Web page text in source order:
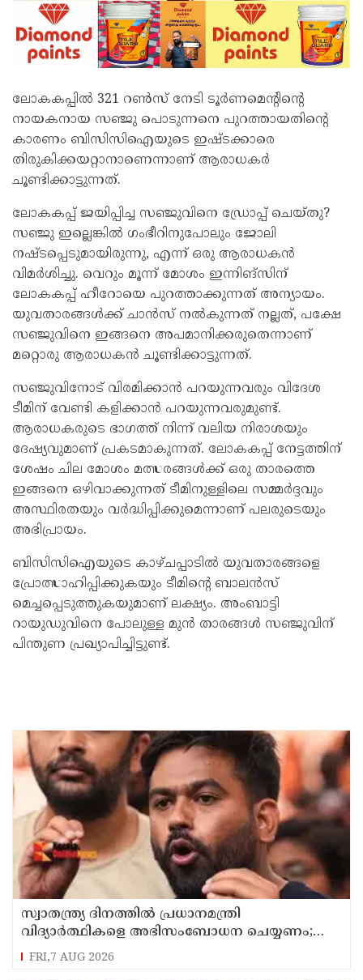
ലോകകപ്പില്‍ 321 റണ്‍സ് നേടി ടൂര്‍ണമെന്റിന്റെ
നായകനായ സഞ്ജു പൊടുന്നനെ പുറത്തായതിന്റെ
കാരണം ബിസിസിഐയുടെ ഇഷ്ടക്കാരെ
തിരുകിക്കയറ്റാനാണെന്നാണ് ആരാധകര്‍
ചൂണ്ടിക്കാട്ടുന്നത്.
ലോകകപ്പ് ജയിപ്പിച്ച സഞ്ജുവിനെ ഡ്രോപ്പ് ചെയ്തു?
സഞ്ജു ഇല്ലെങ്കില്‍ ഗംഭീറിനുപോലും ജോലി
നഷ്ടപ്പെടുമായിരുന്നു, എന്ന് ഒരു ആരാധകന്‍
വിമര്‍ശിച്ചു. വെറും മൂന്ന് മോശം ഇന്നിങ്‌സിന്
ലോകകപ്പ് ഹീറോയെ പുറത്താക്കുന്നത് അന്യായം.
യുവതാരങ്ങള്‍ക്ക് ചാന്‍സ് നല്‍കുന്നത് നല്ലത്, പക്ഷേ
സഞ്ജുവിനെ ഇങ്ങനെ അപമാനിക്കരുതെന്നാണ്
മറ്റൊരു ആരാധകന്‍ ചൂണ്ടിക്കാട്ടുന്നത്.
സഞ്ജുവിനോട് വിരമിക്കാന്‍ പറയുന്നവരും വിദേശ
ടീമിന് വേണ്ടി കളിക്കാന്‍ പറയുന്നവരുമുണ്ട്.
ആരാധകരുടെ ഭാഗത്ത് നിന്ന് വലിയ നിരാശയും
ദേഷ്യവുമാണ് പ്രകടമാകുന്നത്. ലോകകപ്പ് നേട്ടത്തിന്
ശേഷം ചില മോശം മത്സരങ്ങള്‍ക്ക് ഒരു താരത്തെ
ഇങ്ങനെ ഒഴിവാക്കുന്നത് ടീമിനുള്ളിലെ സമ്മര്‍ദ്ദവും
അസ്ഥിരതയും വര്‍ദ്ധിപ്പിക്കുമെന്നാണ് പലരുടെയും
അഭിപ്രായം.
ബിസിസിഐയുടെ കാഴ്ചപ്പാടില്‍ യുവതാരങ്ങളെ
പ്രോത്സാഹിപ്പിക്കുകയും ടീമിന്റെ ബാലന്‍സ്
മെച്ചപ്പെടുത്തുകയുമാണ് ലക്ഷ്യം. അംബാട്ടി
റായുഡുവിനെ പോലുള്ള മുന്‍ താരങ്ങള്‍ സഞ്ജുവിന്
പിന്തുണ പ്രഖ്യാപിച്ചിട്ടുണ്ട്.
സ്വാതന്ത്ര്യ ദിനത്തില്‍ പ്രധാനമന്ത്രി
വിദ്യാര്‍ത്ഥികളെ അഭിസംബോധന ചെയ്യണം;
ആവശ്യവുമായി അഭിജീത് ദീപ്കെ
FRI,7 AUG 2026